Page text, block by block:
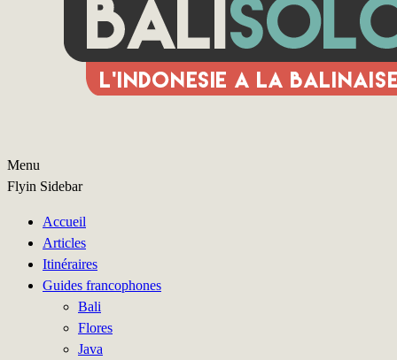
Menu
Flyin Sidebar
Accueil
Articles
Itinéraires
Guides francophones
Bali
Flores
Java